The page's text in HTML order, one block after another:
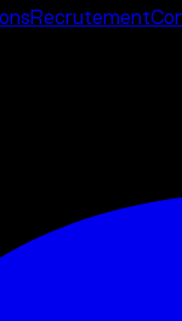
Recrutement